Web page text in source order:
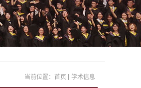
当前位置： 首页 学术信息